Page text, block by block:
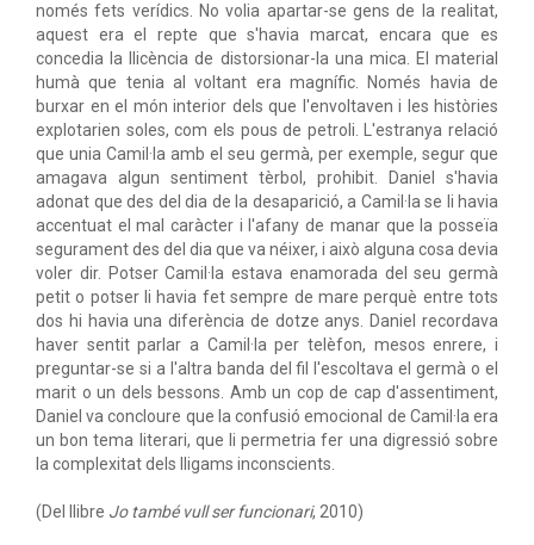
només fets verídics. No volia apartar-se gens de la realitat,
aquest era el repte que s'havia marcat, encara que es
concedia la llicència de distorsionar-la una mica. El material
humà que tenia al voltant era magnífic. Només havia de
burxar en el món interior dels que l'envoltaven i les històries
explotarien soles, com els pous de petroli. L'estranya relació
que unia Camil·la amb el seu germà, per exemple, segur que
amagava algun sentiment tèrbol, prohibit. Daniel s'havia
adonat que des del dia de la desaparició, a Camil·la se li havia
accentuat el mal caràcter i l'afany de manar que la posseïa
segurament des del dia que va néixer, i això alguna cosa devia
voler dir. Potser Camil·la estava enamorada del seu germà
petit o potser li havia fet sempre de mare perquè entre tots
dos hi havia una diferència de dotze anys. Daniel recordava
haver sentit parlar a Camil·la per telèfon, mesos enrere, i
preguntar-se si a l'altra banda del fil l'escoltava el germà o el
marit o un dels bessons. Amb un cop de cap d'assentiment,
Daniel va concloure que la confusió emocional de Camil·la era
un bon tema literari, que li permetria fer una digressió sobre
la complexitat dels lligams inconscients.
(Del llibre Jo també vull ser funcionari, 2010)